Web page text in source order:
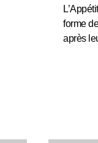
forme
après